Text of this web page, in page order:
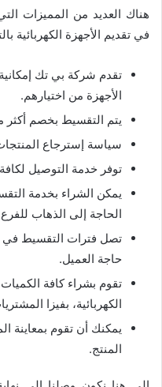
هناك العديد من المميزات
في تقديم الأجهزة الكهربائية
تقدم شركة بي تك
الأجهزة من اختيارهم.
يتم التقسيط بخصم أكثر من 50% على الأجهزة
سياسة إسترجاع المنتجات خلال 14 يوم من
توفر خدمة التوصيل
يمكن الشراء بخدمة
الحاجة إلى الذهاب
حاجة العميل.
تقوم بشراء كافة
الكهربائية، بفيزا
يمكنك أن تقوم بمعاينة
المنتج.